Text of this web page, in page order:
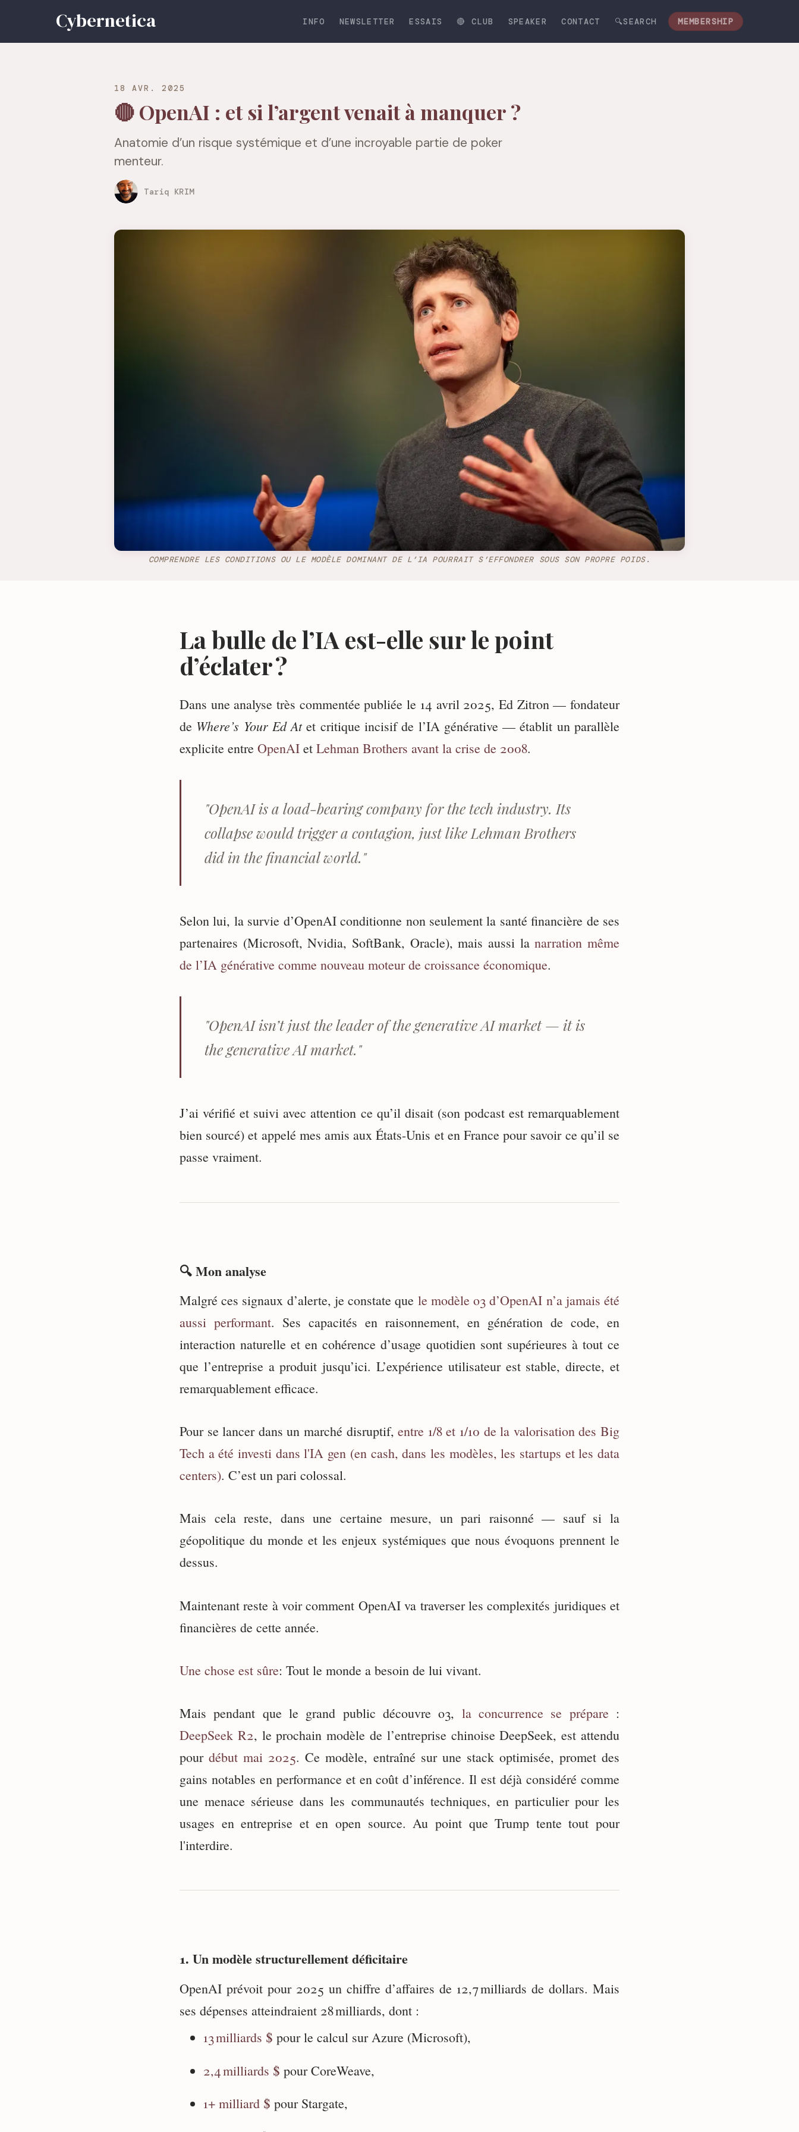
INFO NEWSLETTER ESSAIS 🔴 CLUB SPEAKER CONTACT 🔍SEARCH MEMBERSHIP
18 AVR. 2025
🔴 OpenAI : et si l’argent venait à manquer ?
Anatomie d’un risque systémique et d’une incroyable partie de poker
menteur.
Tariq KRIM
COMPRENDRE LES CONDITIONS OU LE MODÈLE DOMINANT DE L’IA POURRAIT S’EFFONDRER SOUS SON PROPRE POIDS.
La bulle de l’IA est-elle sur le point
d’éclater ?
Dans une analyse très commentée publiée le 14 avril 2025, Ed Zitron — fondateur
de Where’s Your Ed Atet critique incisif de l’IA générative — établit un parallèle
explicite entre OpenAI et Lehman Brothers avant la crise de 2008.
"OpenAI is a load-bearing company for the tech industry. Its
collapse would trigger a contagion, just like Lehman Brothers
did in the financial world."
Selon lui, la survie d’OpenAI conditionne non seulement la santé financière de ses
partenaires (Microsoft, Nvidia, SoftBank, Oracle), mais aussi lanarration même
de l’IA générative comme nouveau moteur de croissance économique.
"OpenAI isn’t just the leader of the generative AI market — it is
the generative AI market."
J’ai vérifié et suivi avec attention ce qu’il disait (son podcast est remarquablement
bien sourcé) et appelé mes amis aux États-Unis et en France pour savoir ce qu’il se
passe vraiment.
🔍 Mon analyse
Malgré ces signaux d’alerte, je constate que le modèle o3 d’OpenAI n’a jamais été
aussi performant. Ses capacités en raisonnement, en génération de code, en
interaction naturelle et en cohérence d’usage quotidien sont supérieures à tout ce
que l’entreprise a produit jusqu’ici. L’expérience utilisateur est stable, directe, et
remarquablement efficace.
Pour se lancer dans un marché disruptif,entre 1/8 et 1/10 de la valorisation des Big
Tech a été investi dans l'IA gen (en cash, dans les modèles, les startups et les data
centers). C’est un pari colossal.
Mais cela reste, dans une certaine mesure, un pari raisonné — sauf si la
géopolitique du monde et les enjeux systémiques que nous évoquons prennent le
dessus.
Maintenant reste à voir comment OpenAI va traverser les complexités juridiques et
financières de cette année.
Une chose est sûre: Tout le monde a besoin de lui vivant.
Mais pendant que le grand public découvre o3, la concurrence se prépare :
DeepSeek R2, le prochain modèle de l’entreprise chinoise DeepSeek, est attendu
pourdébut mai 2025. Ce modèle, entraîné sur une stack optimisée, promet des
gains notables en performance et en coût d’inférence. Il est déjà considéré comme
une menace sérieuse dans les communautés techniques, en particulier pour les
usages en entreprise et en open source. Au point que Trump tente tout pour
l'interdire.
1. Un modèle structurellement déficitaire
OpenAI prévoit pour 2025 un chiffre d’affaires de 12,7 milliards de dollars. Mais
ses dépenses atteindraient 28 milliards, dont :
13 milliards $ pour le calcul sur Azure (Microsoft),
2,4 milliards $ pour CoreWeave,
1+ milliard $ pour Stargate,